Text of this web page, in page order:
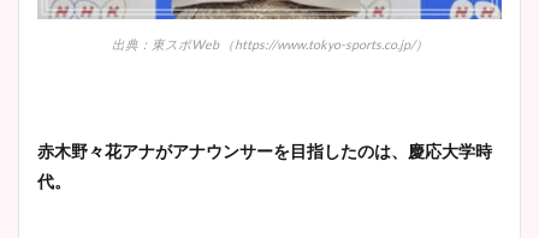
池谷実悠アナのメガネ画像が
出典：東スポWeb （https://www.tokyo-sports.co.jp/）
赤木野々花アナがアナウンサーを目指したのは、慶応大学時
代。